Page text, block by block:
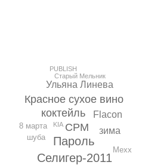
Селигер-2011
Пароль
CPM
коктейль
Красное сухое вино
Ульяна Линева
зима
Flacon
шуба
8 марта
Mexx
PUBLISH
KIA
Старый Мельник